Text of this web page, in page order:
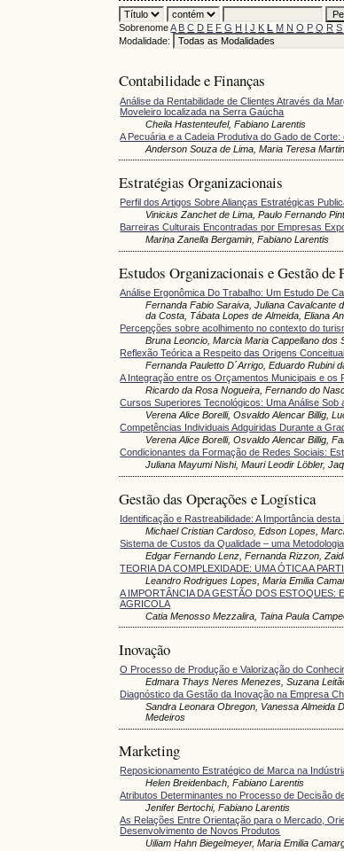
SobrenomeA B C D E F G H I J K L M N O P Q R S
Modalidade:
Contabilidade e Finanças
Análise da Rentabilidade de Clientes Através da
Moveleiro localizada na Serra Gaúcha
Cheila Hastenteufel, Fabiano Larentis
A Pecuária e a Cadeia Produtiva do Gado de
Anderson Souza de Lima, Maria Teresa
Estratégias Organizacionais
Perfil dos Artigos Sobre Alianças Estratégicas
Vinicius Zanchet de Lima, Paulo Fernando
Barreiras Culturais Encontradas por Empresas
Marina Zanella Bergamin, Fabiano Larentis
Estudos Organizacionais e Gestão de
Análise Ergonômica Do Trabalho: Um Estudo De
Fernanda Fabio Saraiva, Juliana Cavalcante
da Costa, Tábata Lopes de Almeida, Eliana
Percepções sobre acolhimento no contexto do
Bruna Leoncio, Marcia Maria Cappellano dos
Reflexão Teórica a Respeito das Origens
Fernanda Pauletto D´Arrigo, Eduardo Rubini
A Integração entre os Orçamentos Municipais e os
Ricardo da Rosa Nogueira, Fernando do
Cursos Superiores Tecnológicos: Uma Análise
Verena Alice Borelli, Osvaldo Alencar Billig,
Competências Individuais Adquiridas Durante a
Verena Alice Borelli, Osvaldo Alencar Billig,
Condicionantes da Formação de Redes Sociais:
Juliana Mayumi Nishi, Mauri Leodir Löbler,
Gestão das Operações e Logística
Identificação e Rastreabilidade: A Importância
Michael Cristian Cardoso, Edson Lopes,
Sistema de Custos da Qualidade – uma
Edgar Fernando Lenz, Fernanda Rizzon,
TEORIA DA COMPLEXIDADE: UMA ÓTICA A
Leandro Rodrigues Lopes, Maria Emilia
A IMPORTÂNCIA DA GESTÃO DOS ESTOQUES:
AGRICOLA
Catia Menosso Mezzalira, Taina Paula
Inovação
O Processo de Produção e Valorização do
Edmara Thays Neres Menezes, Suzana
Diagnóstico da Gestão da Inovação na Empresa
Sandra Leonara Obregon, Vanessa Almeida
Medeiros
Marketing
Reposicionamento Estratégico de Marca na
Helen Breidenbach, Fabiano Larentis
Atributos Determinantes no Processo de Decisão
Jenifer Bertochi, Fabiano Larentis
As Relações Entre Orientação para o Mercado,
Desenvolvimento de Novos Produtos
Uiliam Hahn Biegelmeyer, Maria Emilia